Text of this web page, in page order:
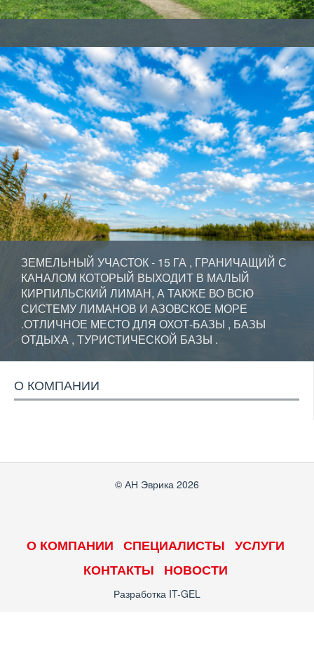
ЗЕМЕЛЬНЫЙ УЧАСТОК - 15 ГА , ГРАНИЧАЩИЙ С
КАНАЛОМ КОТОРЫЙ ВЫХОДИТ В МАЛЫЙ
КИРПИЛЬСКИЙ ЛИМАН, А ТАКЖЕ ВО ВСЮ
СИСТЕМУ ЛИМАНОВ И АЗОВСКОЕ МОРЕ
.ОТЛИЧНОЕ МЕСТО ДЛЯ ОХОТ-БАЗЫ , БАЗЫ
ОТДЫХА , ТУРИСТИЧЕСКОЙ БАЗЫ .
О КОМПАНИИ
© АН Эврика 2026
О КОМПАНИИ СПЕЦИАЛИСТЫ УСЛУГИ
КОНТАКТЫ
НОВОСТИ
Разработка IT-GEL